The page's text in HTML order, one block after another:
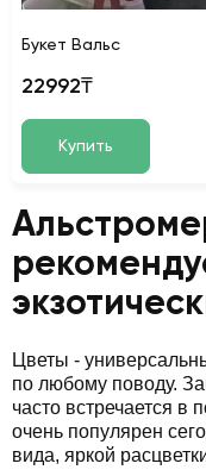
Букет Вальс
22992₸
Купить
Цветы -
по любому поводу.
часто встречается в
очень популярен
вида, яркой